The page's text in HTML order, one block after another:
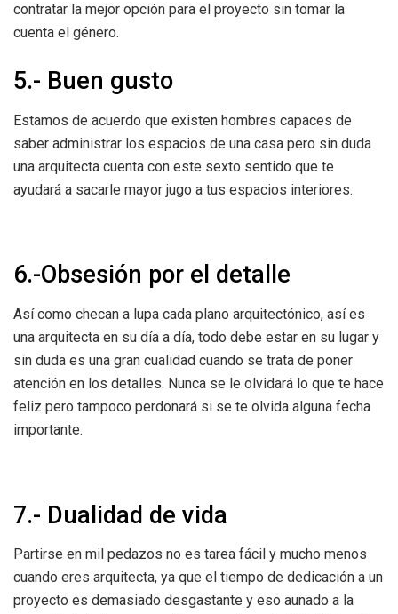
contratar la mejor opción para el proyecto sin tomar la
cuenta el género.
5.- Buen gusto
Estamos de acuerdo que existen hombres capaces de
saber administrar los espacios de una casa pero sin duda
una arquitecta cuenta con este sexto sentido que te
ayudará a sacarle mayor jugo a tus espacios interiores.
6.-Obsesión por el detalle
Así como checan a lupa cada plano arquitectónico, así es
una arquitecta en su día a día, todo debe estar en su lugar y
sin duda es una gran cualidad cuando se trata de poner
atención en los detalles. Nunca se le olvidará lo que te hace
feliz pero tampoco perdonará si se te olvida alguna fecha
importante.
7.- Dualidad de vida
Partirse en mil pedazos no es tarea fácil y mucho menos
cuando eres arquitecta, ya que el tiempo de dedicación a un
proyecto es demasiado desgastante y eso aunado a la